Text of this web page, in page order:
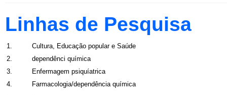
Linhas de Pesquisa
1.
Cultura, Educação popular e Saúde
2.
dependênci química
3.
Enfermagem psiquíatrica
4.
Farmacologia/dependência química